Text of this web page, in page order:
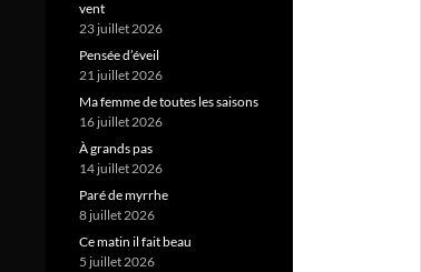
vent
23 juillet 2026
Pensée d’éveil
21 juillet 2026
Ma femme de toutes les saisons
16 juillet 2026
À grands pas
14 juillet 2026
Paré de myrrhe
8 juillet 2026
Ce matin il fait beau
5 juillet 2026